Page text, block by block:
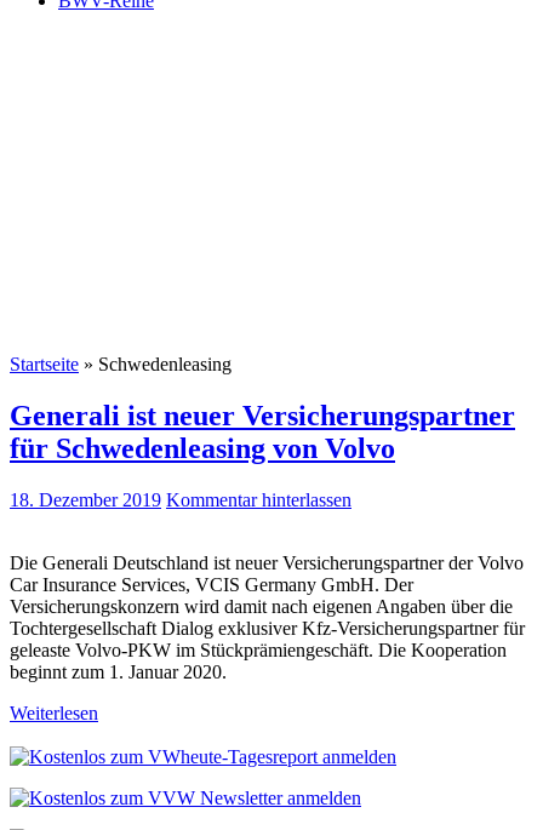
Startseite » Schwedenleasing
Generali ist neuer Versicherungspartner
für Schwedenleasing von Volvo
18. Dezember 2019 Kommentar hinterlassen
Die Generali Deutschland ist neuer Versicherungspartner der Volvo
Car Insurance Services, VCIS Germany GmbH. Der
Versicherungskonzern wird damit nach eigenen Angaben über die
Tochtergesellschaft Dialog exklusiver Kfz-Versicherungspartner für
geleaste Volvo-PKW im Stückprämiengeschäft. Die Kooperation
beginnt zum 1. Januar 2020.
Weiterlesen